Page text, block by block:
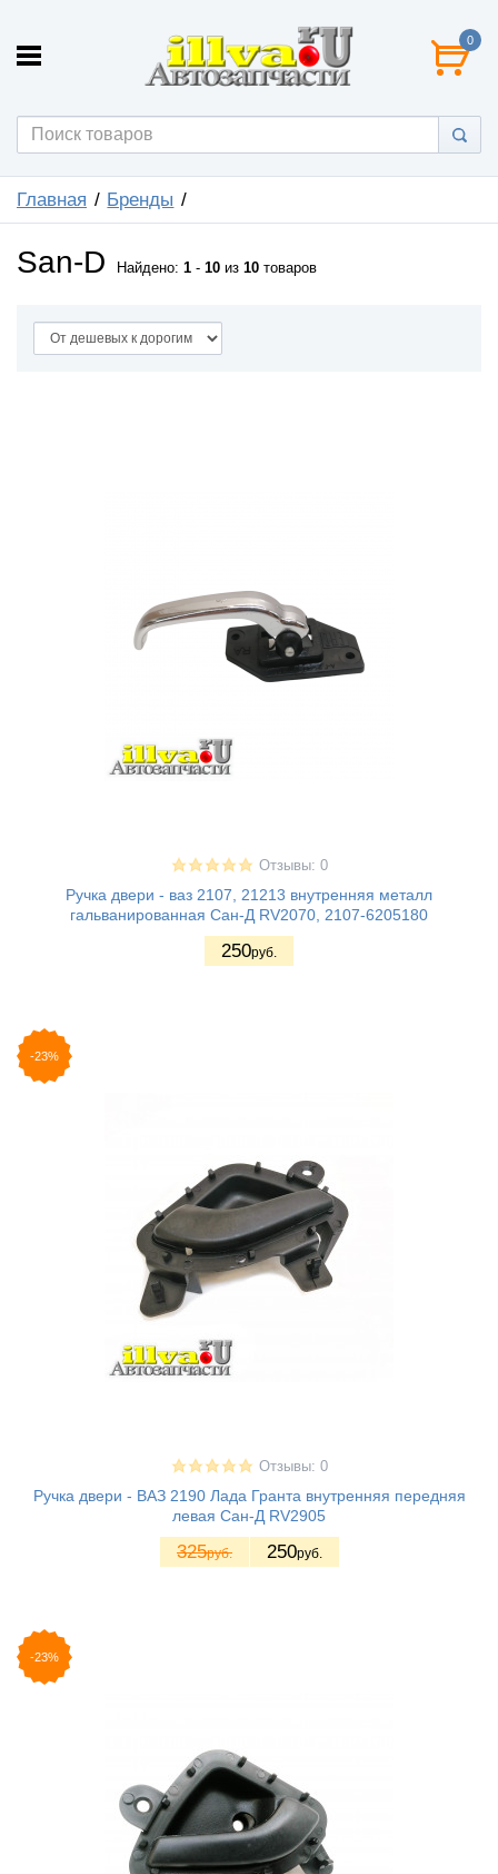
0
Главная Бренды
San-D Найдено: 1 - 10 из 10 товаров
Отзывы: 0
Ручка двери - ваз 2107, 21213 внутренняя металл
гальванированная Сан-Д RV2070, 2107-6205180
250руб.
-23%
Отзывы: 0
Ручка двери - ВАЗ 2190 Лада Гранта внутренняя передняя
левая Сан-Д RV2905
325руб. 250руб.
-23%